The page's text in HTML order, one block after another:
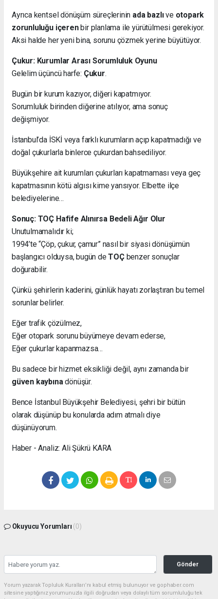
Ayrıca kentsel dönüşüm süreçlerinin ada bazlıve otopark
zorunluluğu içerenbir planlama ile yürütülmesi gerekiyor.
Aksi halde her yeni bina, sorunu çözmek yerine büyütüyor.
Çukur: Kurumlar Arası Sorumluluk Oyunu
Gelelim üçüncü harfe: Çukur.
Bugün bir kurum kazıyor, diğeri kapatmıyor.
Sorumluluk birinden diğerine atılıyor, ama sonuç
değişmiyor.
İstanbul’da İSKİ veya farklı kurumların açıp kapatmadığı ve
doğal çukurlarla binlerce çukurdan bahsediliyor.
Büyükşehire ait kurumları çukurları kapatmaması veya geç
kapatmasının kötü algısı kime yansıyor. Elbette ilçe
belediyelerine…
Sonuç: TOÇ Hafife Alınırsa Bedeli Ağır Olur
Unutulmamalıdır ki;
1994’te “Çöp, çukur, çamur” nasıl bir siyasi dönüşümün
başlangıcı olduysa, bugün deTOÇbenzer sonuçlar
doğurabilir.
Çünkü şehirlerin kaderini, günlük hayatı zorlaştıran bu temel
sorunlar belirler.
Eğer trafik çözülmez,
Eğer otopark sorunu büyümeye devam ederse,
Eğer çukurlar kapanmazsa…
Bu sadece bir hizmet eksikliği değil, aynı zamanda bir
güven kaybınadönüşür.
Bence İstanbul Büyükşehir Belediyesi, şehri bir bütün
olarak düşünüp bu konularda adım atmalı diye
düşünüyorum.
Haber - Analiz: Ali Şükrü KARA
Okuyucu Yorumları (0)
Gönder
Yorum yazarak Topluluk Kuralları’nı kabul etmiş bulunuyor ve gophaber.com
sitesine yaptığınız yorumunuzla ilgili doğrudan veya dolaylı tüm sorumluluğu tek